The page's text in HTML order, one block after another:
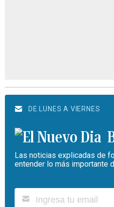
DE LUNES A VIERNES
Las noticias explicadas de
entender lo más importante